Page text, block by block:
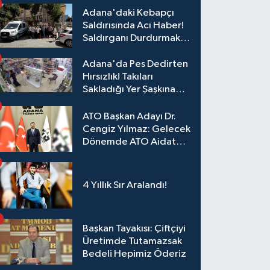
Adana'daki Kebapçı
Saldırısında Acı Haber!
Saldırganı Durdurmak
Kaybetti
Adana'da Pes Dedirten
Hırsızlık! Takıları
Sakladığı Yer Şaşkına
ATO Başkan Adayı Dr.
Cengiz Yılmaz: Gelecek
Dönemde ATO Aidat
Adana'ya Yatırılacak
4 Yıllık Sır Aralandı!
Başkan Tayakısı: Çiftçiyi
Üretimde Tutamazsak
Bedeli Hepimiz Öderiz